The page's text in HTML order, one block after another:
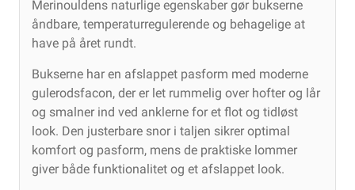
Merinouldens naturlige egenskaber gør bukserne
åndbare, temperaturregulerende og behagelige at
have på året rundt.
Bukserne har en afslappet pasform med moderne
gulerodsfacon, der er let rummelig over hofter og lår
og smalner ind ved anklerne for et flot og tidløst
look. Den justerbare snor i taljen sikrer optimal
komfort og pasform, mens de praktiske lommer
giver både funktionalitet og et afslappet look.